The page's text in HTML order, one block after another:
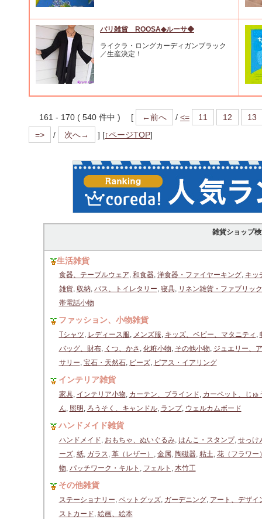
バリ雑貨 ROOSA◆ルーサ◆
ライクラ・ロングカーディガンブラック
／生産決定！
161 - 170 ( 540 件中 ) [ ←前へ / <= 11 12
13
=>
/ 次へ→ ] [↑ページTOP]
雑貨ショップ
生活雑貨
食器、テーブルウェア, 和食器, 洋食器・ファイヤーキング, キッ
雑貨, 収納, バス、トイレタリー, 寝具, リネン雑貨・ファブリック
帯電話小物
ファッション、小物雑貨
Tシャツ, レディース服, メンズ服, キッズ、ベビー、マタニティ ,
バッグ、財布, くつ、かさ , 化粧小物, その他小物, ジュエリー、
サリー, 宝石・天然石, ビーズ, ピアス・イアリング
インテリア雑貨
家具, インテリア小物, カーテン、ブラインド, カーペット、じゅ
ん, 照明 , ろうそく、キャンドル, ランプ, ウェルカムボード
ハンドメイド雑貨
ハンドメイド, おもちゃ、ぬいぐるみ, はんこ・スタンプ, せっけ
ーズ, 紙, ガラス, 革（レザー） , 金属, 陶磁器, 粘土, 花（フラワー
物, パッチワーク・キルト , フェルト , 木竹工
その他雑貨
ステーショナリー, ペットグッズ, ガーデニング, アート、デザイ
ストカード, 絵画、絵本